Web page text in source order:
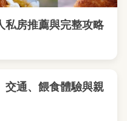
私房推薦與完整攻略
交通、餵食體驗與親